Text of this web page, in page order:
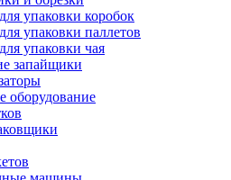
упаковки коробок
упаковки паллетов
упаковки чая
запайщики
оборудование